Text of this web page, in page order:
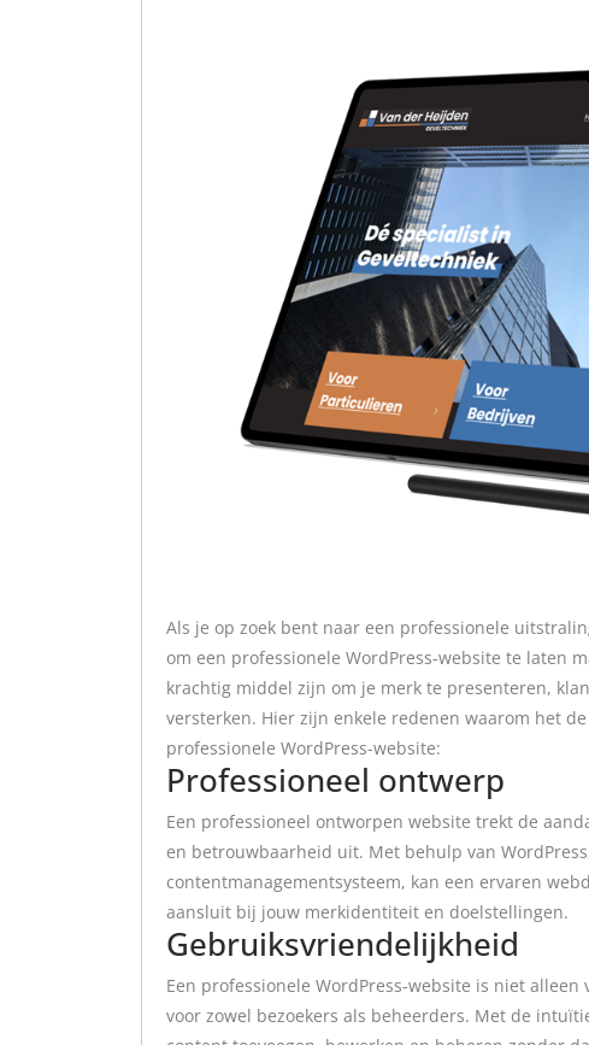
Als je op zoek bent naar een professionele
om een professionele WordPress-website te laten
krachtig middel zijn om je merk te presenteren,
versterken. Hier zijn enkele redenen waarom het
professionele WordPress-website:
Professioneel ontwerp
Een professioneel ontworpen website trekt de
en betrouwbaarheid uit. Met behulp van
contentmanagementsysteem, kan een ervaren
aansluit bij jouw merkidentiteit en doelstellingen.
Gebruiksvriendelijkheid
Een professionele WordPress-website is niet
voor zowel bezoekers als beheerders. Met de